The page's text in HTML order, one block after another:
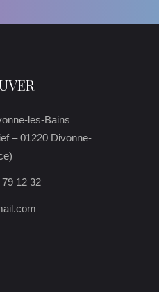
les-Bains
– 01220 Divonne-
12 32